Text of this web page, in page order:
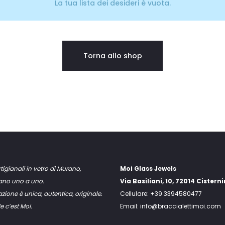
La tua lista dei desideri è vuota.
Torna allo shop
in vetro di Murano,
uno a uno.
è unica, autentica, originale.
c’est Moi.
Moi Glass Jewels
Via Basiliani, 10, 72014
Cellulare: +39 3394580477
Email: info@braccialettimoi.com